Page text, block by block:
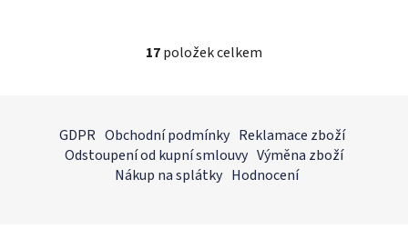
O
d
a
c
17položek celkem
GDPR Obchodní podmínky Reklamace zboží
Odstoupení od kupní smlouvy Výměna zboží
Nákup na splátky Hodnocení